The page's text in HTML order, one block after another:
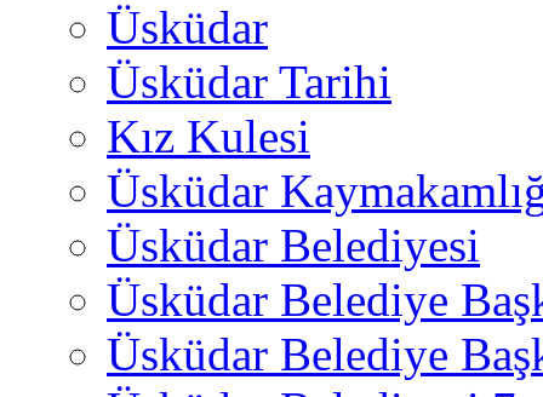
Üsküdar
Üsküdar Tarihi
Kız Kulesi
Üsküdar
Üsküdar Belediyesi
Üsküdar Belediye
Üsküdar Belediye